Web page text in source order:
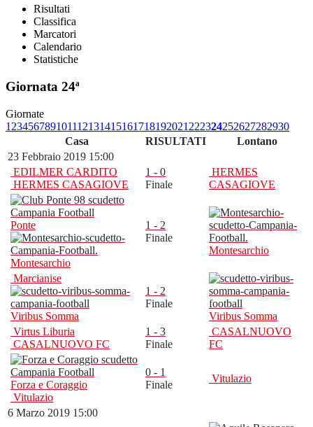
Risultati
Classifica
Marcatori
Calendario
Statistiche
Giornata 24ª
Giornate
1 23456789101112131415161718192021 222324252627282930
Casa
RISULTATI
Lontano
23 Febbraio 2019 15:00
EDILMER CARDITO
HERMES CASAGIOVE
1 - 0
Finale
HERMES
CASAGIOVE
Ponte
Montesarchio
1 - 2
Finale
Montesarchio
Marcianise
Viribus Somma
1 - 2
Finale
Viribus Somma
Virtus Liburia
CASALNUOVO FC
1 - 3
Finale
CASALNUOVO
FC
Forza e Coraggio
Vitulazio
0 - 1
Finale
Vitulazio
6 Marzo 2019 15:00